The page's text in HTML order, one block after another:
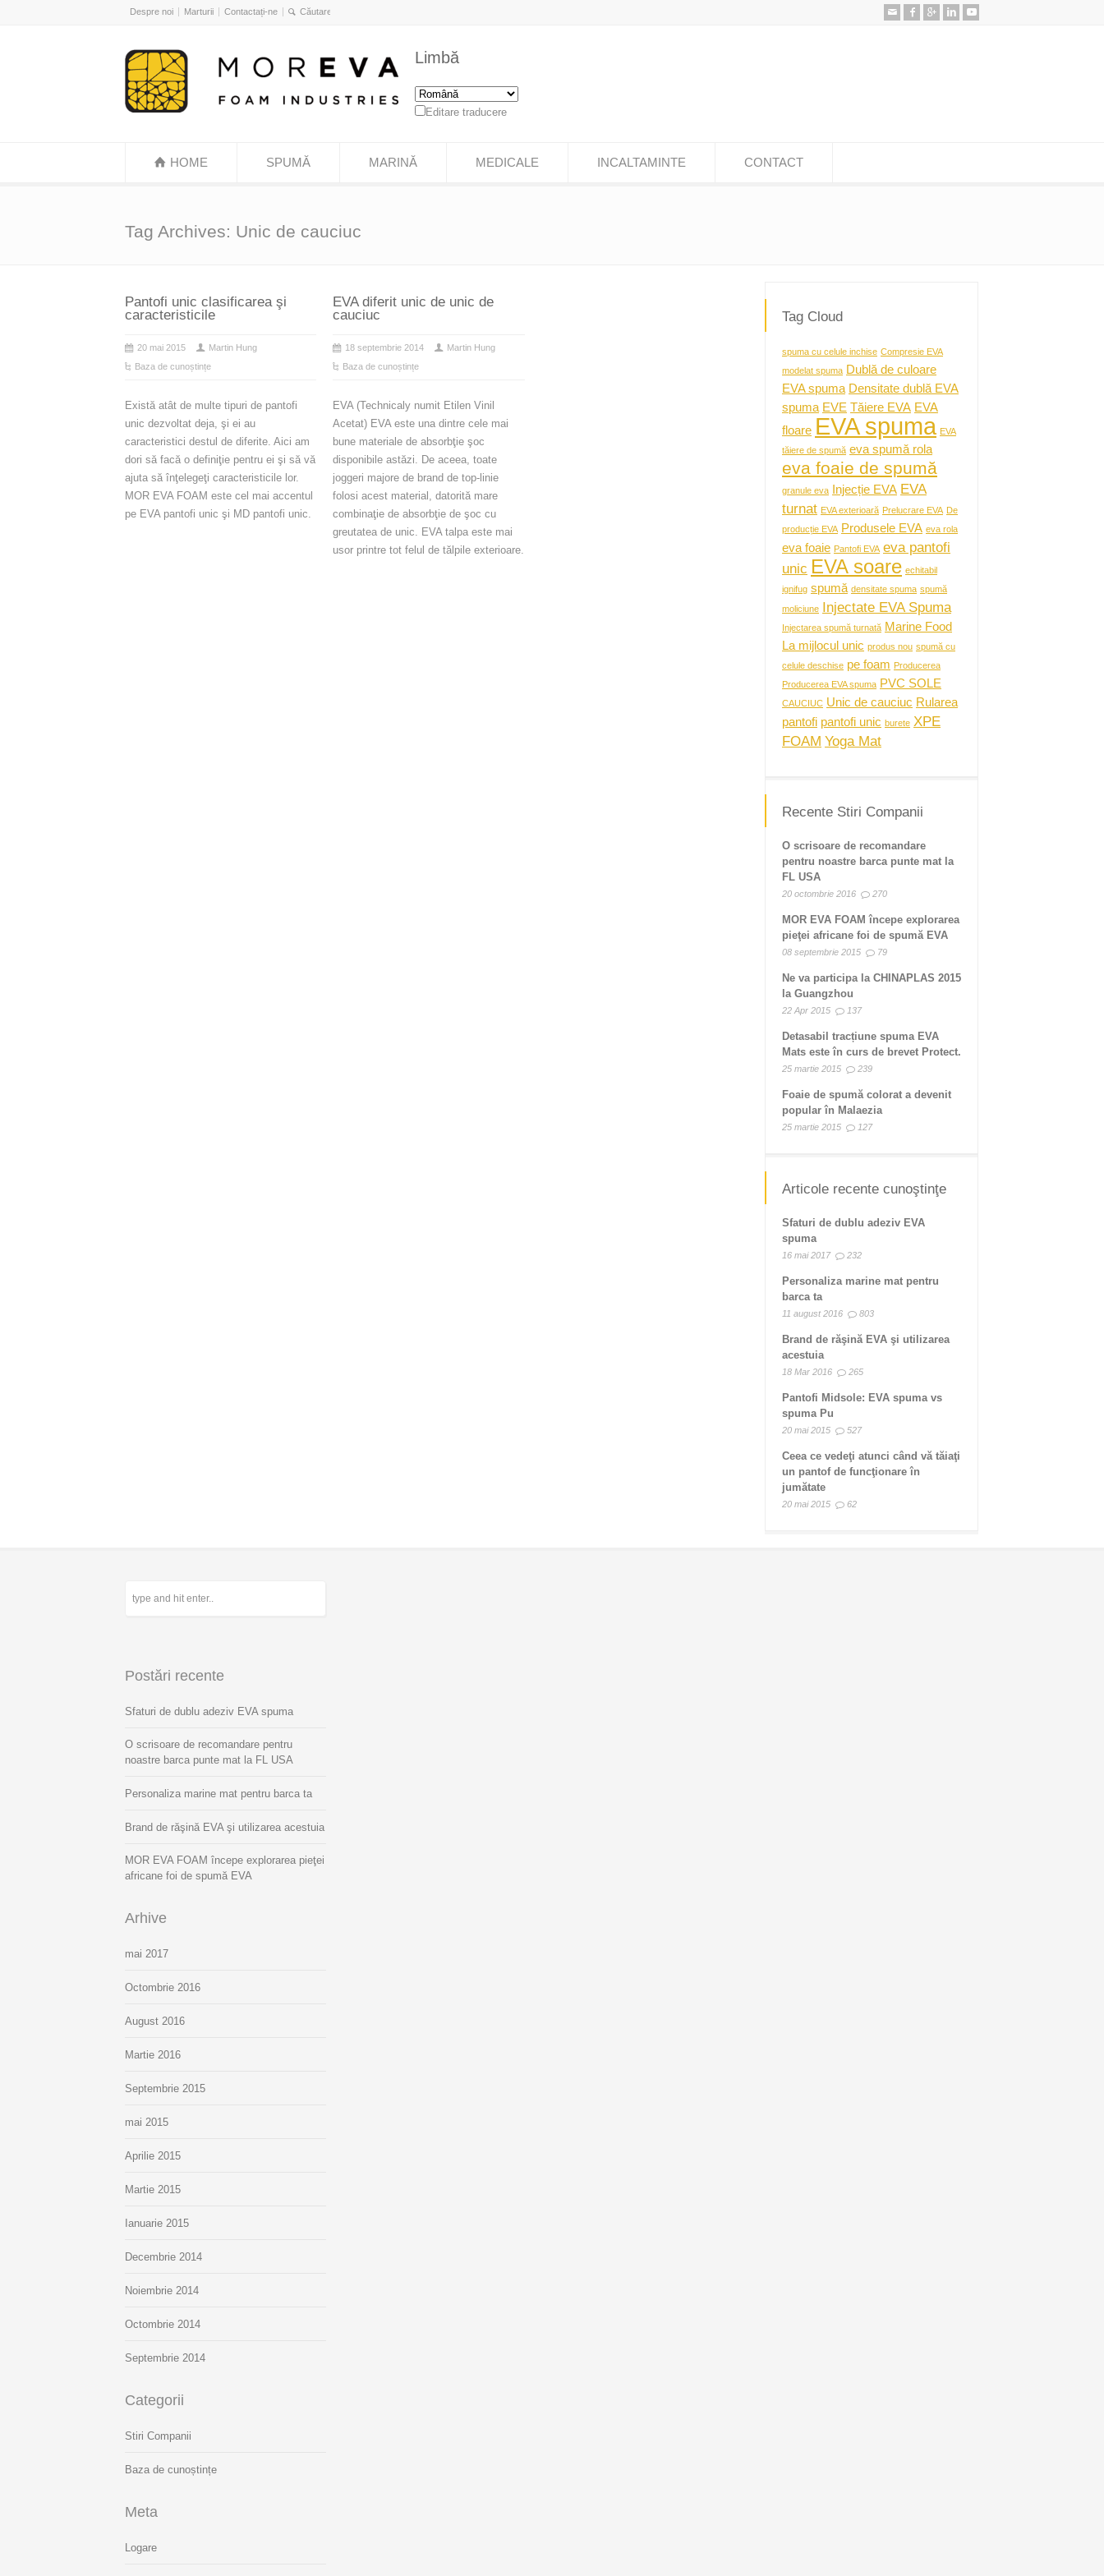
Despre noi Marturii Contactați-ne
Limbă
Editare traducere
HOME SPUMĂ MARINĂ MEDICALE INCALTAMINTE CONTACT
Tag Archives: Unic de cauciuc
Pantofi unic clasificarea şi
caracteristicile
20 mai 2015
Martin Hung
Baza de cunoștințe
Există atât de multe tipuri de pantofi
unic dezvoltat deja, şi ei au
caracteristici destul de diferite. Aici am
dori să facă o definiţie pentru ei şi să vă
ajuta să înţelegeţi caracteristicile lor.
MOR EVA FOAM este cel mai accentul
pe EVA pantofi unic şi MD pantofi unic.
EVA diferit unic de unic de
cauciuc
18 septembrie 2014
Martin Hung
Baza de cunoștințe
EVA (Technicaly numit Etilen Vinil
Acetat) EVA este una dintre cele mai
bune materiale de absorbţie şoc
disponibile astăzi. De aceea, toate
joggeri majore de brand de top-linie
folosi acest material, datorită mare
combinaţie de absorbţie de şoc cu
greutatea de unic. EVA talpa este mai
usor printre tot felul de tălpile exterioare.
Tag Cloud
spuma cu celule inchise Compresie EVA
modelat spuma Dublă de culoare
EVA spuma Densitate dublă EVA
spuma EVE Tăiere EVA EVA
floare EVA spuma EVA
tăiere de spumă eva spumă rola
eva foaie de spumă
granule eva Injecție EVA EVA
turnat EVA exterioară Prelucrare EVA De
producție EVA Produsele EVA eva rola
eva foaie Pantofi EVA eva pantofi
unic EVA soare echitabil
ignifug spumă densitate spuma spumă
moliciune Injectate EVA Spuma
Injectarea spumă turnată Marine Food
La mijlocul unic produs nou spumă cu
celule deschise pe foam Producerea
Producerea EVA spuma PVC SOLE
CAUCIUC Unic de cauciuc Rularea
pantofi pantofi unic burete XPE
FOAM Yoga Mat
Recente Stiri Companii
O scrisoare de recomandare
pentru noastre barca punte mat la
FL USA
20 octombrie 2016 270
MOR EVA FOAM începe explorarea
pieţei africane foi de spumă EVA
08 septembrie 2015 79
Ne va participa la CHINAPLAS 2015
la Guangzhou
22 Apr 2015 137
Detasabil tracțiune spuma EVA
Mats este în curs de brevet Protect.
25 martie 2015 239
Foaie de spumă colorat a devenit
popular în Malaezia
25 martie 2015 127
Articole recente cunoştinţe
Sfaturi de dublu adeziv EVA
spuma
16 mai 2017 232
Personaliza marine mat pentru
barca ta
11 august 2016 803
Brand de răşină EVA şi utilizarea
acestuia
18 Mar 2016 265
Pantofi Midsole: EVA spuma vs
spuma Pu
20 mai 2015 527
Ceea ce vedeţi atunci când vă tăiaţi
un pantof de funcţionare în
jumătate
20 mai 2015 62
Postări recente
Sfaturi de dublu adeziv EVA spuma
O scrisoare de recomandare pentru
noastre barca punte mat la FL USA
Personaliza marine mat pentru barca ta
Brand de răşină EVA şi utilizarea acestuia
MOR EVA FOAM începe explorarea pieţei
africane foi de spumă EVA
Arhive
mai 2017
Octombrie 2016
August 2016
Martie 2016
Septembrie 2015
mai 2015
Aprilie 2015
Martie 2015
Ianuarie 2015
Decembrie 2014
Noiembrie 2014
Octombrie 2014
Septembrie 2014
Categorii
Stiri Companii
Baza de cunoștințe
Meta
Logare